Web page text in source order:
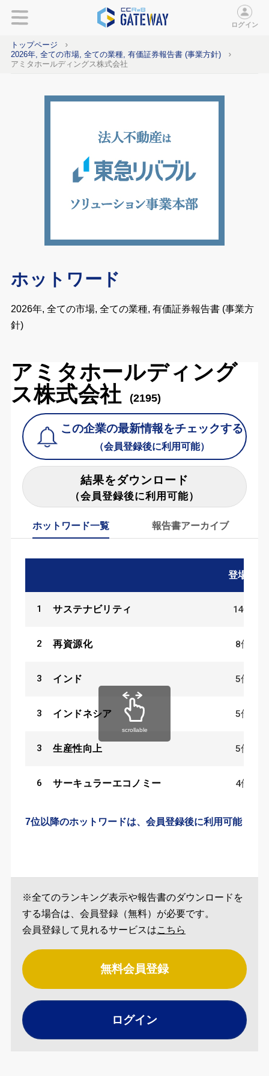
ログイン
トップページ
2026年, 全ての市場, 全ての業種, 有価証券報告書 (事業方針)
アミタホールディングス株式会社
ホットワード
2026年, 全ての市場, 全ての業種, 有価証券報告書 (事業方
針)
アミタホールディング
ス株式会社
(2195)
この企業の最新情報をチェックする
（会員登録後に利用可能）
結果をダウンロード
（会員登録後に利用可能）
ホットワード一覧 報告書アーカイブ
登場数
1 サステナビリティ 14件
2 再資源化 8件
3 インド 5件
3 インドネシア 5件
3 生産性向上 5件
6 サーキュラーエコノミー 4件
7位以降のホットワードは、会員登録後に利用可能
scrollable
※全てのランキング表示や報告書のダウンロードを
する場合は、会員登録（無料）が必要です。
会員登録して見れるサービスはこちら
無料会員登録
ログイン